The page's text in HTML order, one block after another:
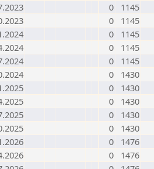
0
1145
0
1145
0
1145
0
1145
0
1145
0
1430
0
1430
0
1430
0
1430
0
1430
0
1476
0
1476